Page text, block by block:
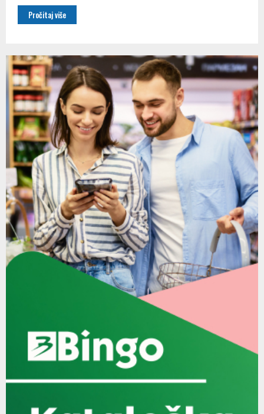
Pročitaj više